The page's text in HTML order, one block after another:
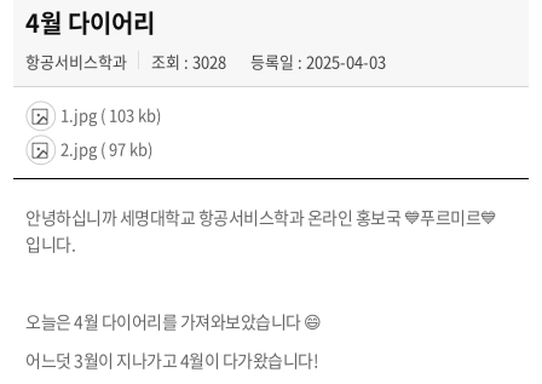
4월 다이어리
항공서비스학과 조회 : 3028 등록일 : 2025-04-03
1.jpg ( 103 kb)
2.jpg ( 97 kb)
안녕하십니까 세명대학교 항공서비스학과 온라인 홍보국 💙푸르미르💙
입니다.
오늘은 4월 다이어리를 가져와보았습니다 😄
어느덧 3월이 지나가고 4월이 다가왔습니다!